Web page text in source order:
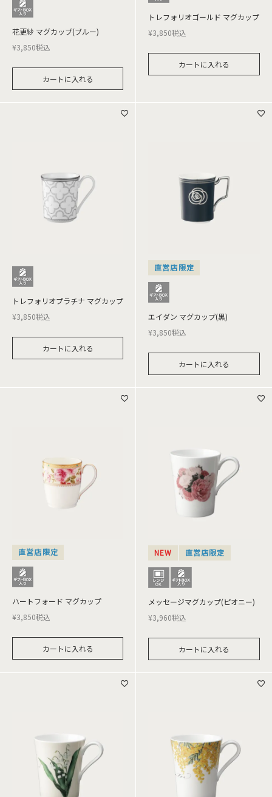
花更紗 マグカップ(ブルー)
¥3,850税込
カートに入れる
トレフォリオゴールド マグカップ
¥3,850税込
カートに入れる
トレフォリオプラチナ マグカップ
¥3,850税込
カートに入れる
直営店限定
エイダン マグカップ(黒)
¥3,850税込
カートに入れる
直営店限定
ハートフォード マグカップ
¥3,850税込
カートに入れる
NEW 直営店限定
メッセージマグカップ(ピオニー)
¥3,960税込
カートに入れる